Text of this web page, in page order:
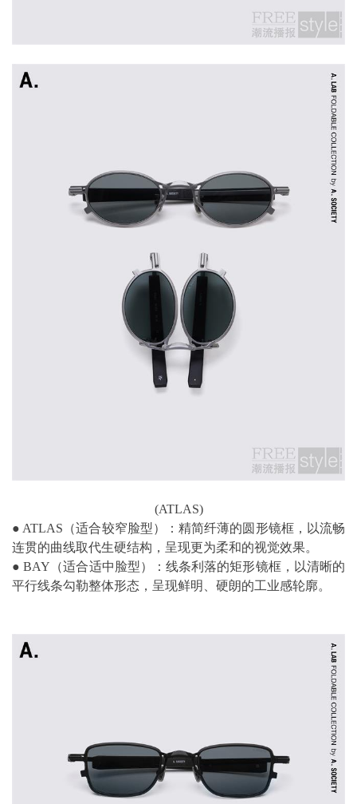
(ATLAS)
● ATLAS（适合较窄脸型）：精简纤薄的圆形镜框，以流畅
连贯的曲线取代生硬结构，呈现更为柔和的视觉效果。
● BAY（适合适中脸型）：线条利落的矩形镜框，以清晰的
平行线条勾勒整体形态，呈现鲜明、硬朗的工业感轮廓。